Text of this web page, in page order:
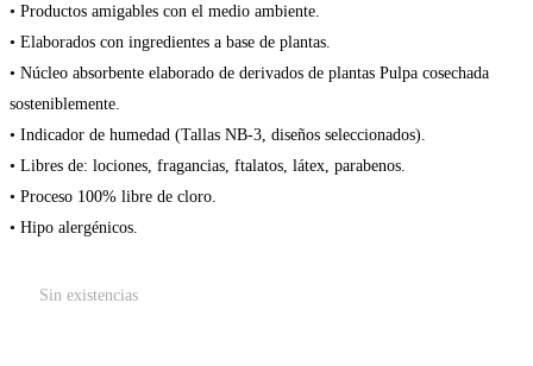
precio
original
era:
S/149.90.
precio
actual
S/113.90.
• Productos amigables con el medio ambiente.
• Elaborados con ingredientes a base de plantas.
• Núcleo absorbente elaborado de derivados de plantas Pulpa cosechada
sosteniblemente.
• Indicador de humedad (Tallas NB-3, diseños seleccionados).
• Libres de: lociones, fragancias, ftalatos, látex, parabenos.
• Proceso 100% libre de cloro.
• Hipo alergénicos.
Sin existencias